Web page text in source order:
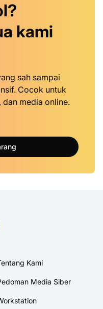
kami
sah sampai
Cocok untuk
dan media online.
Kami
Media Siber